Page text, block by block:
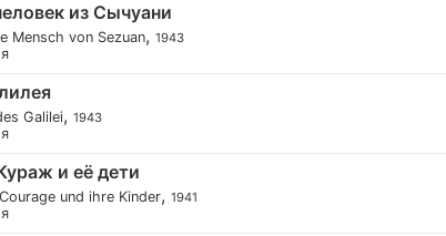
из Сычуани
Mensch von Sezuan, 1943
Galilei, 1943
и её дети
und ihre Kinder, 1941